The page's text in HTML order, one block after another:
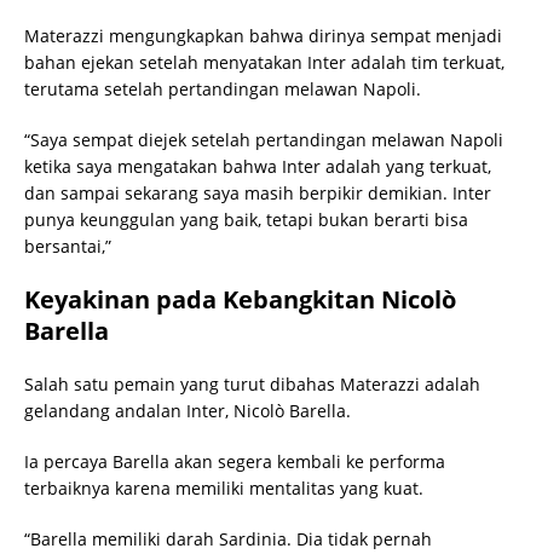
Materazzi mengungkapkan bahwa dirinya sempat menjadi
bahan ejekan setelah menyatakan Inter adalah tim terkuat,
terutama setelah pertandingan melawan Napoli.
“Saya sempat diejek setelah pertandingan melawan Napoli
ketika saya mengatakan bahwa Inter adalah yang terkuat,
dan sampai sekarang saya masih berpikir demikian. Inter
punya keunggulan yang baik, tetapi bukan berarti bisa
bersantai,”
Keyakinan pada Kebangkitan Nicolò
Barella
Salah satu pemain yang turut dibahas Materazzi adalah
gelandang andalan Inter, Nicolò Barella.
Ia percaya Barella akan segera kembali ke performa
terbaiknya karena memiliki mentalitas yang kuat.
“Barella memiliki darah Sardinia. Dia tidak pernah